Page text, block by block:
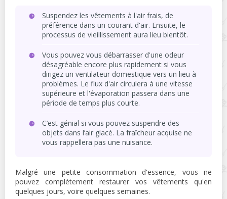
Suspendez les vêtements à l'air frais, de
préférence dans un courant d'air. Ensuite, le
processus de vieillissement aura lieu bientôt.
Vous pouvez vous débarrasser d'une odeur
désagréable encore plus rapidement si vous
dirigez un ventilateur domestique vers un lieu à
problèmes. Le flux d'air circulera à une vitesse
supérieure et l'évaporation passera dans une
période de temps plus courte.
C’est génial si vous pouvez suspendre des
objets dans l’air glacé. La fraîcheur acquise ne
vous rappellera pas une nuisance.
Malgré une petite consommation d'essence, vous ne
pouvez complètement restaurer vos vêtements qu'en
quelques jours, voire quelques semaines.